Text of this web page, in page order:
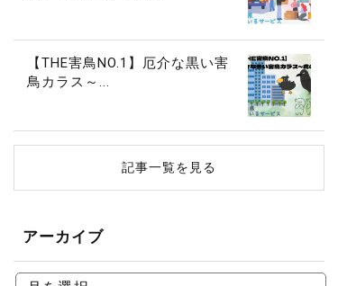
【THE害鳥NO.1】厄介な黒い害
鳥カラス～...
記事一覧を見る
アーカイブ